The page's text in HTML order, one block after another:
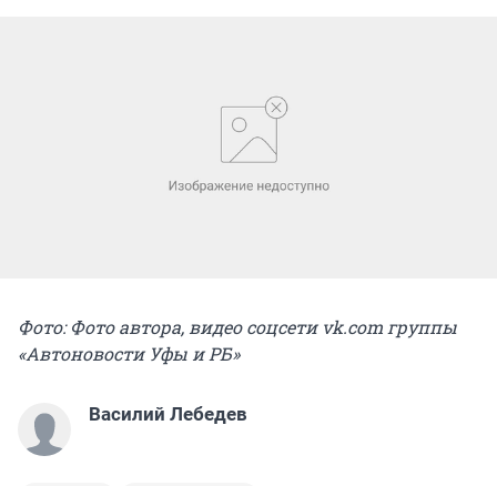
Фото: Фото автора, видео соцсети vk.com группы
«Автоновости Уфы и РБ»
Василий Лебедев